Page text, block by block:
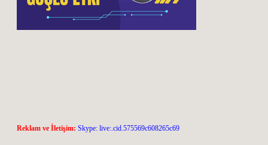
Reklam ve İletişim: Skype: live:.cid.575569c608265c69